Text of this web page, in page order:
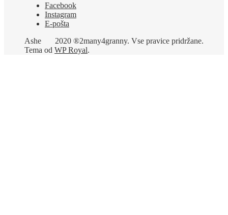
Facebook
Instagram
E-pošta
2020 ®2many4granny. Vse pravice pridržane.
Ashe
Tema od WP Royal.